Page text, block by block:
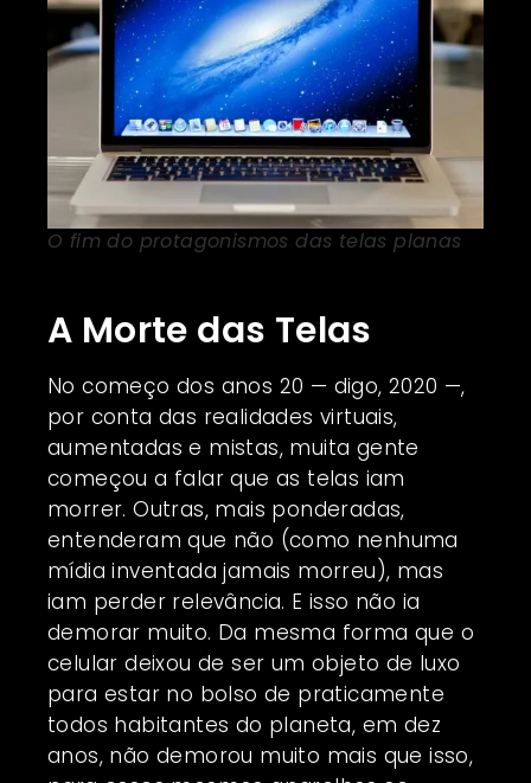
O fim do protagonismos das telas planas
A Morte das Telas
No começo dos anos 20 — digo, 2020 —,
por conta das realidades virtuais,
aumentadas e mistas, muita gente
começou a falar que as telas iam
morrer. Outras, mais ponderadas,
entenderam que não (como nenhuma
mídia inventada jamais morreu), mas
iam perder relevância. E isso não ia
demorar muito. Da mesma forma que o
celular deixou de ser um objeto de luxo
para estar no bolso de praticamente
todos habitantes do planeta, em dez
anos, não demorou muito mais que isso,